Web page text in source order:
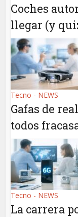
Coches
llegar (y
Tecno - NEWS
Gafas de
todos
Tecno - NEWS
La carrera